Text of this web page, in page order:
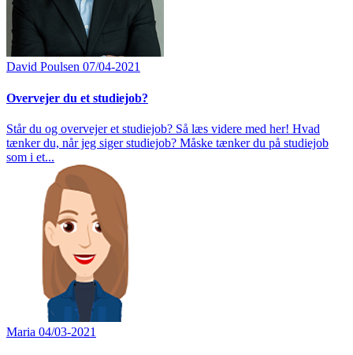
David Poulsen 07/04-2021
Overvejer du et studiejob?
Står du og overvejer et studiejob? Så læs videre med her! Hvad
tænker du, når jeg siger studiejob? Måske tænker du på studiejob
som i et...
Maria 04/03-2021